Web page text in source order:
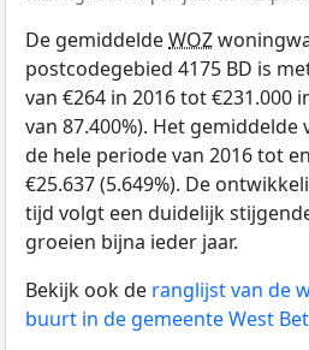
De gemiddeldeWOZ
postcodegebied 4175 BD is
van €264 in 2016 tot €231.000
van 87.400%). Het
de hele periode van 2016 tot
€25.637 (5.649%). De
tijd volgt een duidelijk
groeien bijna ieder jaar.
Bekijk ook de ranglijst van de
buurt in de gemeente West